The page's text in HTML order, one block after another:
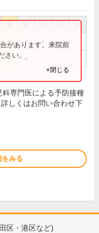
祝
● ●
●
があります。来院前
さい。
×閉じる
科専門医による予防接種
しくはお問い合わせ下
をみる
区・港区など)